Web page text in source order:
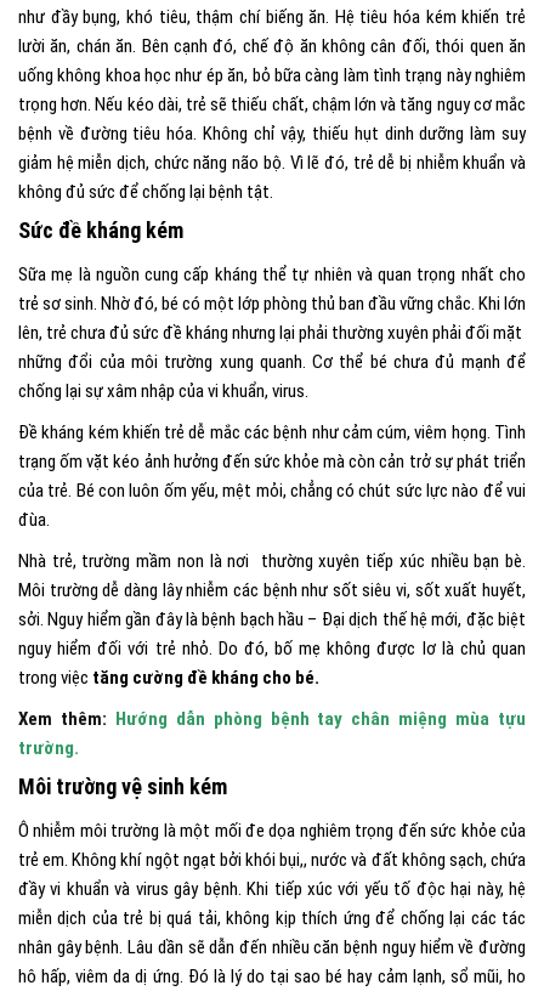
như đầy bụng, khó tiêu, thậm chí biếng ăn. Hệ tiêu hóa kém khiến trẻ
lười ăn, chán ăn. Bên cạnh đó, chế độ ăn không cân đối, thói quen ăn
uống không khoa học như ép ăn, bỏ bữa càng làm tình trạng này nghiêm
trọng hơn. Nếu kéo dài, trẻ sẽ thiếu chất, chậm lớn và tăng nguy cơ mắc
bệnh về đường tiêu hóa. Không chỉ vậy, thiếu hụt dinh dưỡng làm suy
giảm hệ miễn dịch, chức năng não bộ. Vì lẽ đó, trẻ dễ bị nhiễm khuẩn và
không đủ sức để chống lại bệnh tật.
Sức đề kháng kém
Sữa mẹ là nguồn cung cấp kháng thể tự nhiên và quan trọng nhất cho
trẻ sơ sinh. Nhờ đó, bé có một lớp phòng thủ ban đầu vững chắc. Khi lớn
lên, trẻ chưa đủ sức đề kháng nhưng lại phải thường xuyên phải đối mặt
những đổi của môi trường xung quanh. Cơ thể bé chưa đủ mạnh để
chống lại sự xâm nhập của vi khuẩn, virus.
Đề kháng kém khiến trẻ dễ mắc các bệnh như cảm cúm, viêm họng. Tình
trạng ốm vặt kéo ảnh hưởng đến sức khỏe mà còn cản trở sự phát triển
của trẻ. Bé con luôn ốm yếu, mệt mỏi, chẳng có chút sức lực nào để vui
đùa.
Nhà trẻ, trường mầm non là nơi thường xuyên tiếp xúc nhiều bạn bè.
Môi trường dễ dàng lây nhiễm các bệnh như sốt siêu vi, sốt xuất huyết,
sởi. Nguy hiểm gần đây là bệnh bạch hầu – Đại dịch thế hệ mới, đặc biệt
nguy hiểm đối với trẻ nhỏ. Do đó, bố mẹ không được lơ là chủ quan
trong việc tăng cường đề kháng cho bé.
Xem thêm: Hướng dẫn phòng bệnh tay chân miệng mùa tựu
trường.
Môi trường vệ sinh kém
Ô nhiễm môi trường là một mối đe dọa nghiêm trọng đến sức khỏe của
trẻ em. Không khí ngột ngạt bởi khói bụi,, nước và đất không sạch, chứa
đầy vi khuẩn và virus gây bệnh. Khi tiếp xúc với yếu tố độc hại này, hệ
miễn dịch của trẻ bị quá tải, không kịp thích ứng để chống lại các tác
nhân gây bệnh. Lâu dần sẽ dẫn đến nhiều căn bệnh nguy hiểm về đường
hô hấp, viêm da dị ứng. Đó là lý do tại sao bé hay cảm lạnh, sổ mũi, ho